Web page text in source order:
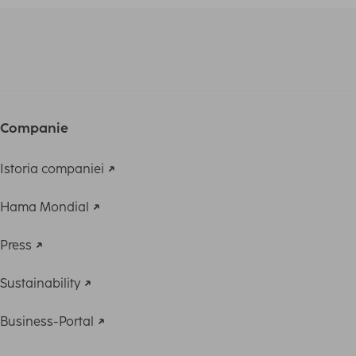
Companie
Istoria companiei
Hama Mondial
Press
Sustainability
Business-Portal